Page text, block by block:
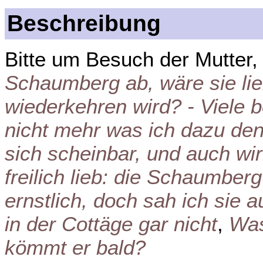
Beschreibung
Bitte um Besuch der Mutter,
Schaumberg ab, wäre sie
wiederkehren wird? - Viele
nicht mehr was ich dazu
sich scheinbar, und auch
freilich lieb: die
ernstlich, doch sah ich sie
in der Cottäge gar nicht,
kömmt er bald?